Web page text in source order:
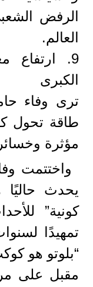
الرفض
العالم.
9. ارتفاع
الكبرى
ترى وفاء
طاقة تحول
مؤثرة
واختتمت
يحدث
كونية”
تمهيدًا
“بلوتو هو
مقبل على